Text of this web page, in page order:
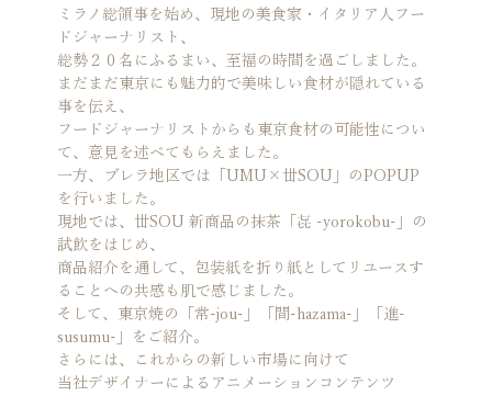
ミラノ総領事を始め、現地の美食家・イタリア人フー
ドジャーナリスト、
総勢２０名にふるまい、至福の時間を過ごしました。
まだまだ東京にも魅力的で美味しい食材が隠れている
事を伝え、
フードジャーナリストからも東京食材の可能性につい
て、意見を述べてもらえました。
一方、ブレラ地区では「UMU×丗SOU」のPOPUP
を行いました。
現地では、丗SOU 新商品の抹茶「㐂 -yorokobu-」の
試飲をはじめ、
商品紹介を通して、包装紙を折り紙としてリユースす
ることへの共感も肌で感じました。
そして、東京焼の「常-jou-」「間-hazama-」「進-
susumu-」をご紹介。
さらには、これからの新しい市場に向けて
当社デザイナーによるアニメーションコンテンツ